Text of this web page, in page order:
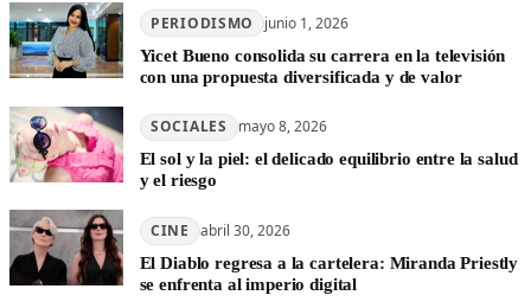
PERIODISMO junio 1, 2026
Yicet Bueno consolida su carrera en la televisión
con una propuesta diversificada y de valor
SOCIALES mayo 8, 2026
El sol y la piel: el delicado equilibrio entre la salud
y el riesgo
CINE abril 30, 2026
El Diablo regresa a la cartelera: Miranda Priestly
se enfrenta al imperio digital